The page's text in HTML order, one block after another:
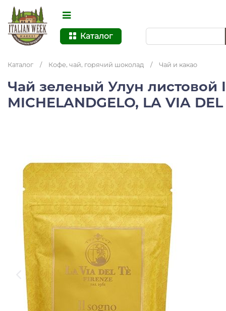
Каталог
Каталог / Кофе, чай, горячий шоколад / Чай и какао
Чай зеленый Улун листовой
MICHELANDGELO, LA VIA